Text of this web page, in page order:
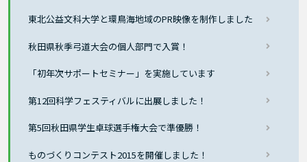
東北公益文科大学と環鳥海地域のPR映像を制作しました
秋田県秋季弓道大会の個人部門で入賞！
「初年次サポートセミナー」を実施しています
第12回科学フェスティバルに出展しました！
第5回秋田県学生卓球選手権大会で準優勝！
ものづくりコンテスト2015を開催しました！